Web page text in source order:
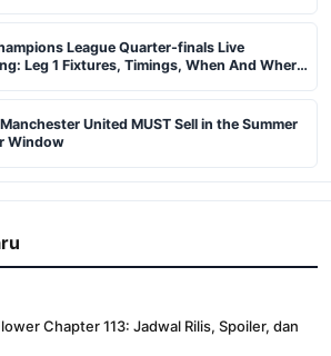
League Quarter-finals Live
Leg 1 Fixtures, Timings, When And Where
United MUST Sell in the Summer
Window
Chapter 113: Jadwal Rilis, Spoiler, dan